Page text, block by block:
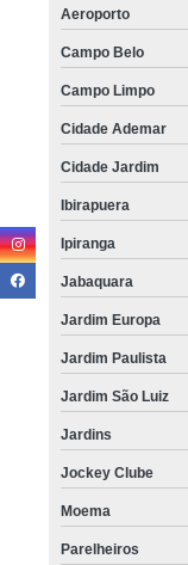
Aeroporto
Campo Belo
Campo Limpo
Cidade Ademar
Cidade Jardim
Ibirapuera
Ipiranga
Jabaquara
Jardim Europa
Jardim Paulista
Jardim São Luiz
Jardins
Jockey Clube
Moema
Parelheiros